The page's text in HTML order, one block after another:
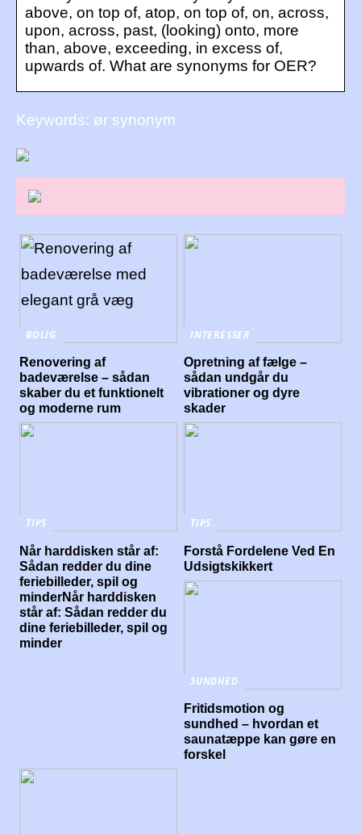
above, on top of, atop, on top of, on, across,
upon, across, past, (looking) onto, more
than, above, exceeding, in excess of,
upwards of. What are synonyms for OER?
Keywords: ør synonym
BOLIG
Renovering af
badeværelse – sådan
skaber du et funktionelt
og moderne rum
INTERESSER
Opretning af fælge –
sådan undgår du
vibrationer og dyre
skader
TIPS
Når harddisken står af:
Sådan redder du dine
feriebilleder, spil og
minderNår harddisken
står af: Sådan redder du
dine feriebilleder, spil og
minder
TIPS
Forstå Fordelene Ved En
Udsigtskikkert
SUNDHED
Fritidsmotion og
sundhed – hvordan et
saunatæppe kan gøre en
forskel